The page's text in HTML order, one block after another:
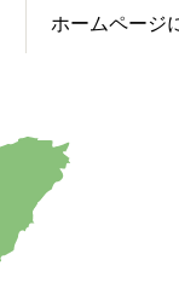
ホームページ